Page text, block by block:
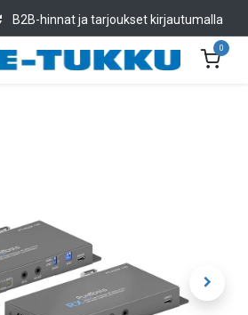
B2B-hinnat ja tarjoukset kirjautumalla
0